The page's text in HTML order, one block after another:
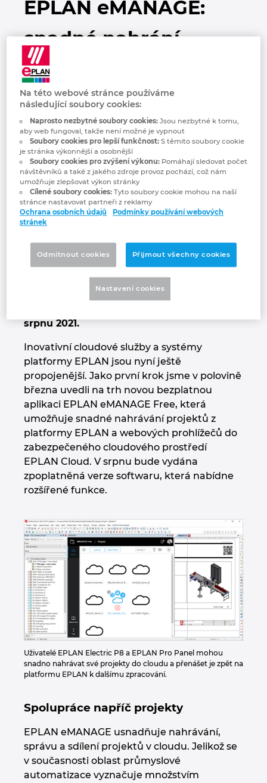
EPLAN eMANAGE:
snadné nahrání,
sdílení a správa
projektů v cloudu
Cloudové služby a platforma
EPLAN jsou ještě propojenější
Digitální transformace inženýrské práce
pokračuje. Společnost EPLAN v rámci
svých cloudových služeb představuje
novou aplikaci EPLAN eMANAGE pro
nahrávat projekty z platformy EPLAN do
cloudového prostředí, tam je sdílet a
pracovat na nich. Již v půli března jsme
uvedli bezplatnou verzi aplikace a její
srpnu 2021.
Inovativní cloudové služby a systémy
platformy EPLAN jsou nyní ještě
propojenější. Jako první krok jsme v polovině
března uvedli na trh novou bezplatnou
aplikaci EPLAN eMANAGE Free, která
umožňuje snadné nahrávání projektů z
platformy EPLAN a webových prohlížečů do
zabezpečeného cloudového prostředí
EPLAN Cloud. V srpnu bude vydána
zpoplatněná verze softwaru, která nabídne
rozšířené funkce.
Uživatelé EPLAN Electric P8 a EPLAN Pro Panel mohou
snadno nahrávat své projekty do cloudu a přenášet je zpět na
platformu EPLAN k dalšímu zpracování.
Spolupráce napříč projekty
EPLAN eMANAGE usnadňuje nahrávání,
správu a sdílení projektů v cloudu. Jelikož se
v současnosti oblast průmyslové
automatizace vyznačuje množstvím
Případové studie
EPLAN Data Portal
EPLAN Education pro školy
EPLAN Education pro studenty
EPLAN aplikace pro spolupráci
Pobočky
Kontakty
Trust Center
Bulharsko
Česká republika
Čína
Dánsko
Filipíny
Finsko
Francie
Chile
China Taiwan
Indonesie
Irsko
Itálie
Izrael
Japonsko
Jihoafrická republika
Jižní Korea
Kanada
Kolumbie
Litva
Lucembursko
Maďarsko
Malajsie
Mexiko
Německo
Na této webové stránce používáme
následující soubory cookies:
Naprosto nezbytné soubory cookies:Jsou nezbytné k tomu,
aby web fungoval, takže není možné je vypnout
Soubory cookies pro lepší funkčnost:S těmito soubory cookie
je stránka výkonnější a osobnější
Soubory cookies pro zvýšení výkonu:Pomáhají sledovat počet
návštěvníků a také z jakého zdroje provoz pochází, což nám
umožňuje zlepšovat výkon stránky
Cílené soubory cookies:Tyto soubory cookie mohou na naší
stránce nastavovat partneři z reklamy
Ochrana osobních údajů
Podmínky používání webových
stránek
Odmítnout cookies Přijmout všechny cookies
Nastavení cookies